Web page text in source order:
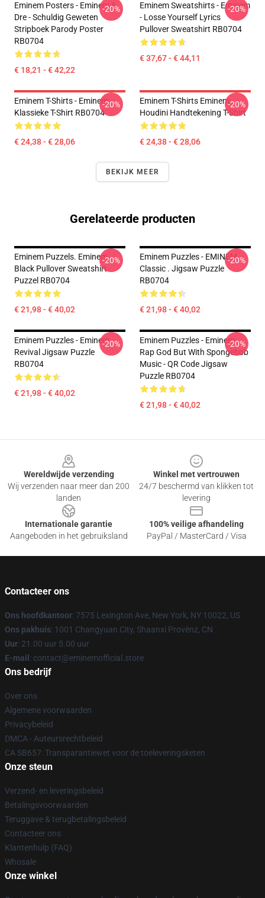
Eminem Posters - Eminem &
Dre - Schuldig Geweten
Stripboek Parody Poster
RB0704
€ 18,21 - € 42,22
-20%
Eminem Sweatshirts - Eminem
- Losse Yourself Lyrics
Pullover Sweatshirt RB0704
€ 37,67 - € 44,11
-20%
Eminem T-Shirts - Eminem
Klassieke T-Shirt RB0704
€ 24,38 - € 28,06
-20%
Eminem T-Shirts Eminem
Houdini Handtekening T-Shirt
€ 24,38 - € 28,06
-20%
BEKIJK MEER
Gerelateerde producten
Eminem Puzzels. Eminem
Black Pullover Sweatshirt
Puzzel RB0704
€ 21,98 - € 40,02
-20%
Eminem Puzzles - EMINEM
Classic . Jigsaw Puzzle
RB0704
€ 21,98 - € 40,02
-20%
Eminem Puzzles - Eminem
Revival Jigsaw Puzzle
RB0704
€ 21,98 - € 40,02
-20%
Eminem Puzzles - Eminem
Rap God But With Spongebob
Music - QR Code Jigsaw
Puzzle RB0704
€ 21,98 - € 40,02
-20%
Wereldwijde verzending
Wij verzenden naar meer dan 200
landen
Winkel met vertrouwen
24/7 beschermd van klikken tot
levering
Internationale garantie
Aangeboden in het gebruiksland
100% veilige afhandeling
PayPal / MasterCard / Visa
Contacteer ons
Ons hoofdkantoor: 7575 Lexington Ave, New York, NY 10022, US
Ons pakhuis: 1001 Changyuan City, Shaanxi Provënz, CN
Uur: 21.00 uur 5.00 uur
E-mail : contact@eminemofficial.store
Ons bedrijf
Over ons
Algemene voorwaarden
Privacybeleid
DMCA - Auteursrechtbeleid
CA SB657: Transparantiewet voor de toeleveringsketen
Onze steun
Verzend- en leveringsbeleid
Betalingsvoorwaarden
Teruggave & terugbetalingsbeleid
Contacteer ons
Klantenhulp (FAQ)
Whosale
Onze winkel